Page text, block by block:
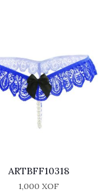
ARTBFF10318
1,000 XOF